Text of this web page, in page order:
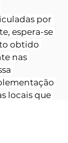
por
espera-se
obtido
nas
locais que